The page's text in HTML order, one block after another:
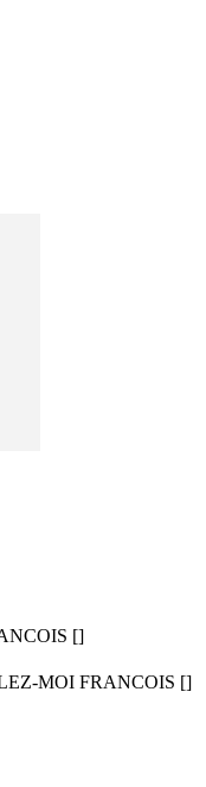
[]
MOI FRANCOIS []